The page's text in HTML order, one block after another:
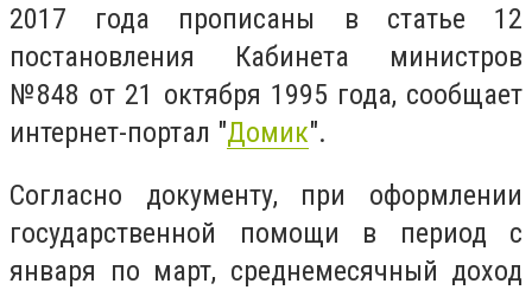
2017 года прописаны в статье 12
постановления Кабинета министров
№848 от 21 октября 1995 года, сообщает
интернет-портал "Домик".
Согласно документу, при оформлении
государственной помощи в период с
января по март, среднемесячный доход